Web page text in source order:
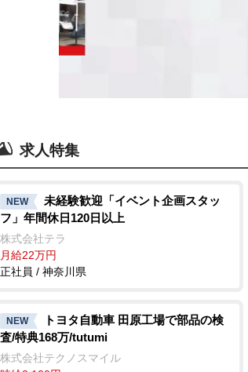
求人特集
NEW
未経験歓迎「イベント企画スタッ
フ」年間休日120日以上
株式会社テラ
月給22万円
正社員 / 神奈川県
NEW
トヨタ自動車 田原工場で部品の検
査/特典168万/tutumi
株式会社テクノスマイル